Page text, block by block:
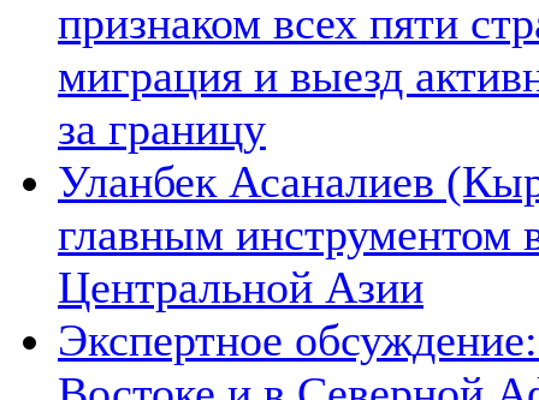
признаком всех пяти
миграция и выезд
за границу
Уланбек Асаналиев
главным инструментом
Центральной Азии
Экспертное